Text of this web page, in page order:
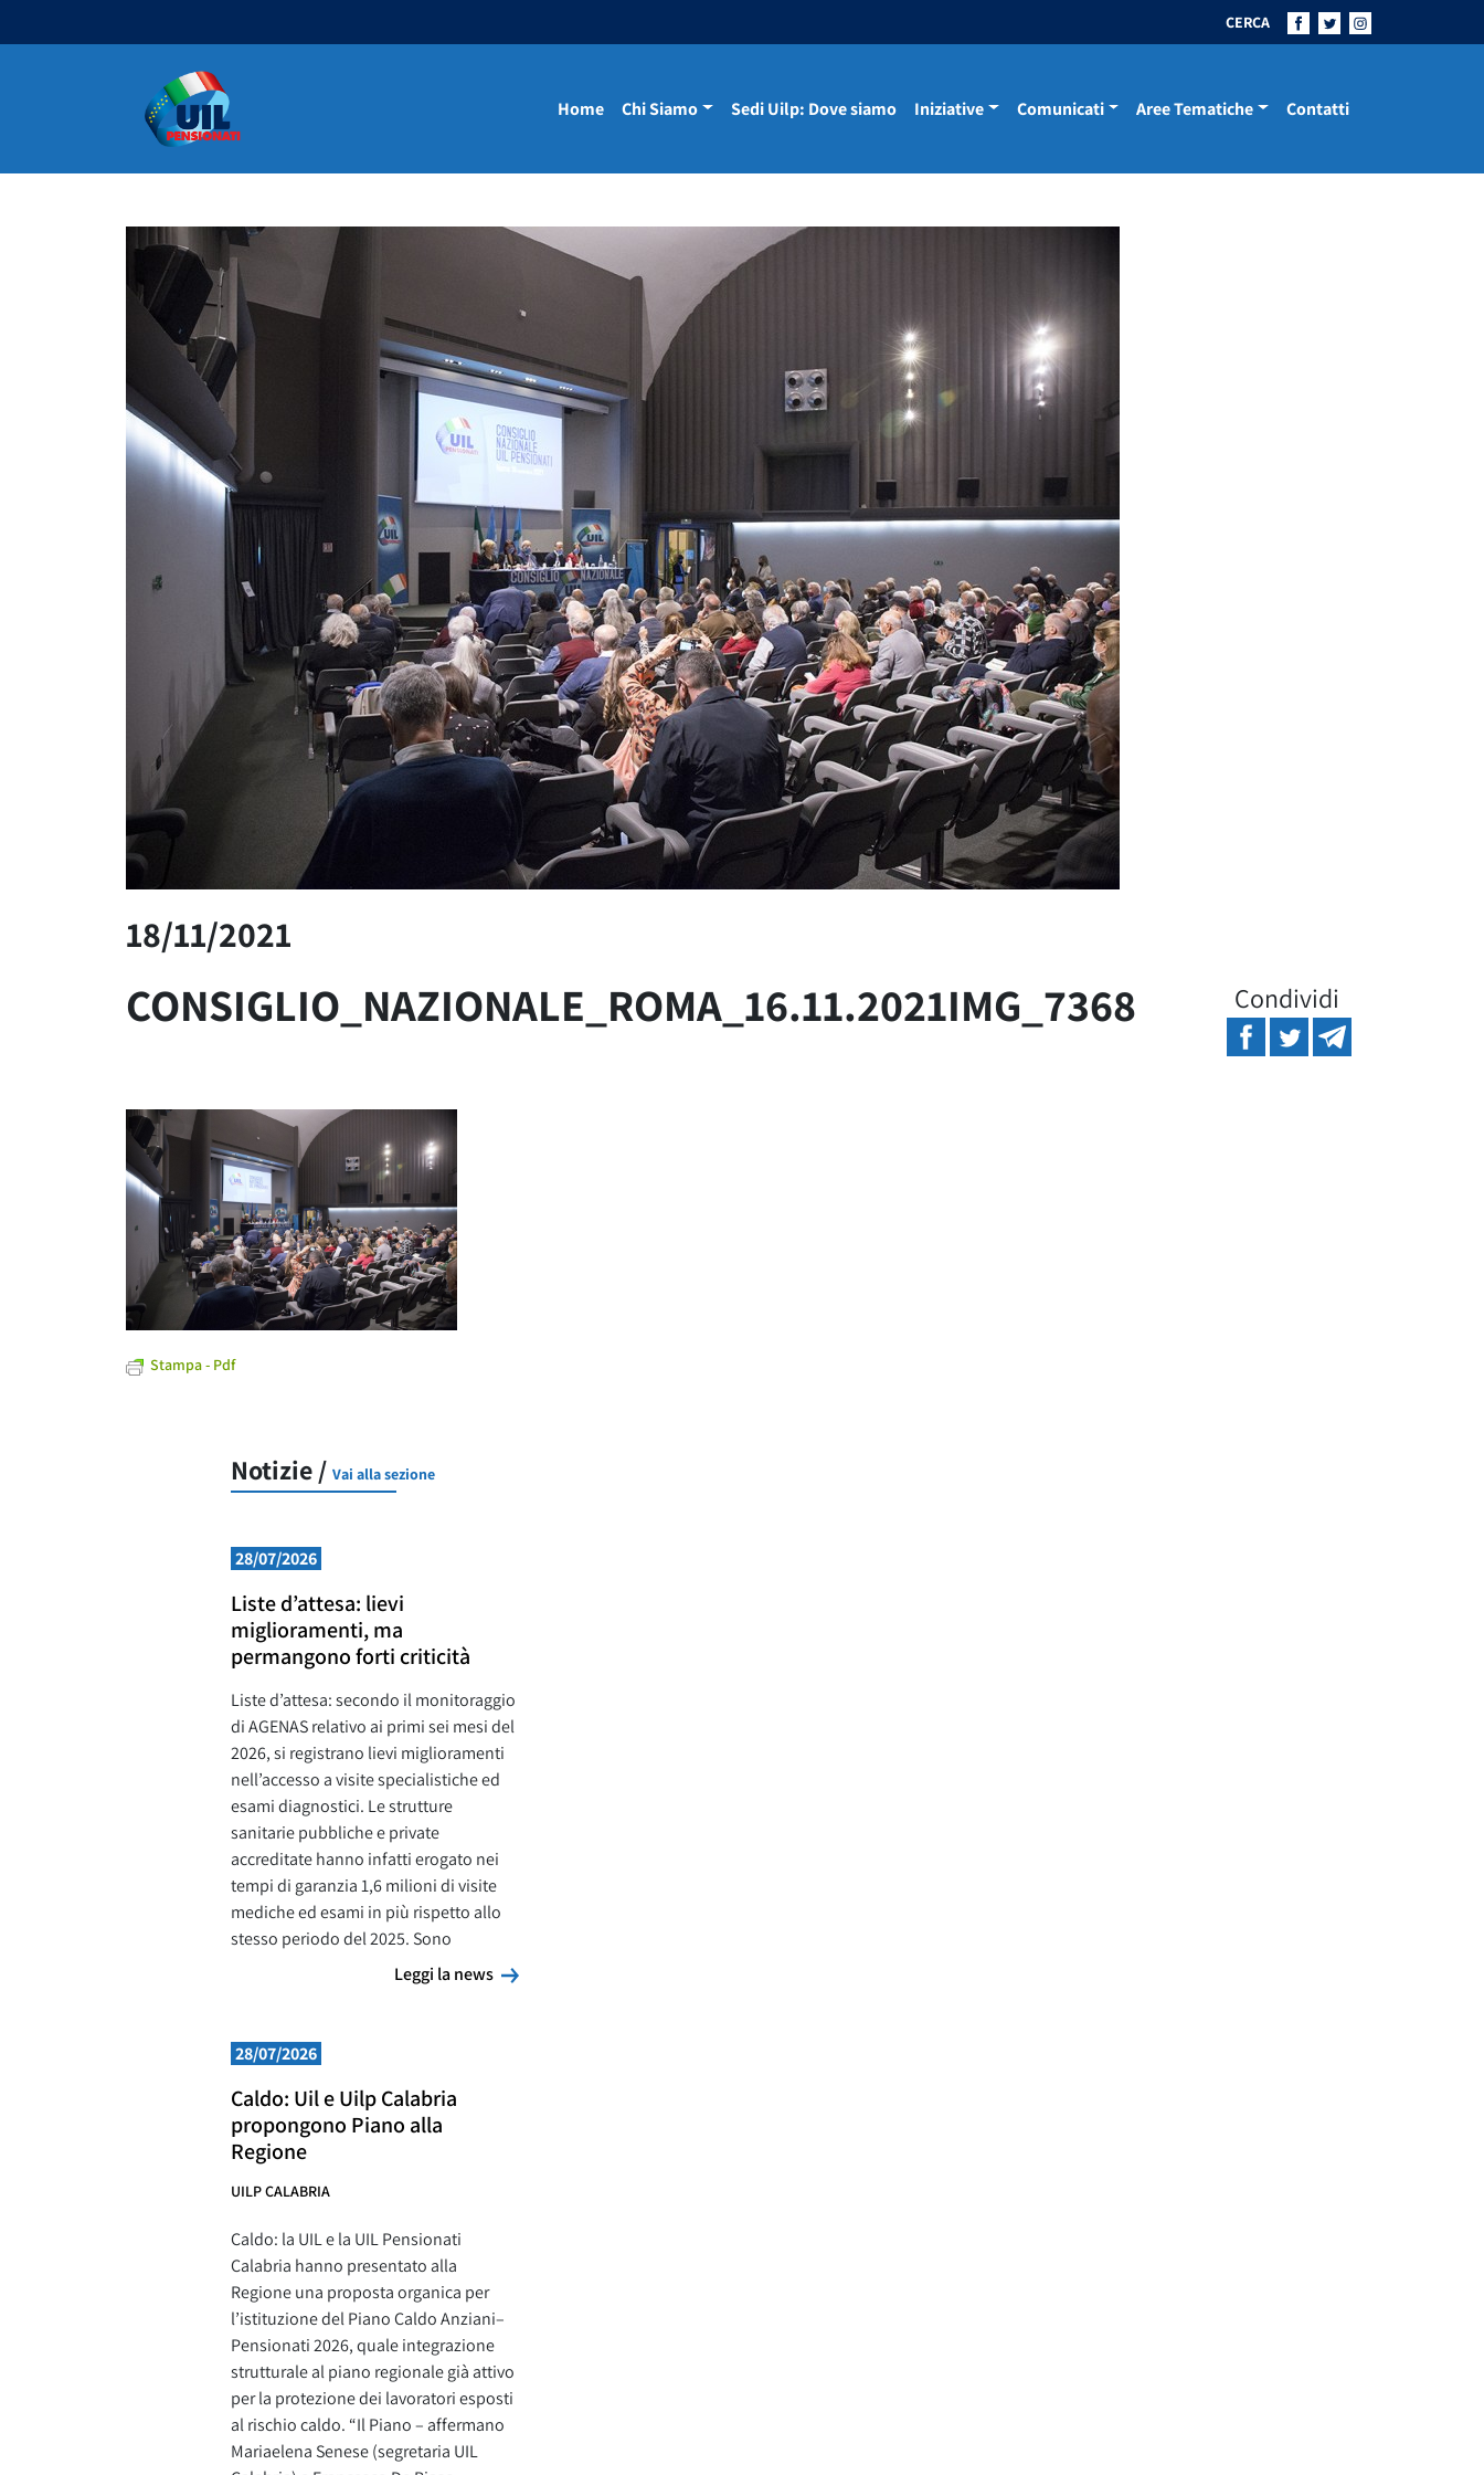
CERCA
Navigazione principale Home Chi Siamo Sedi Uilp: Dove siamo Iniziative Comunicati Aree Tematiche Contatti
18/11/2021
CONSIGLIO_NAZIONALE_ROMA_16.11.2021IMG_7368 Condividi
Stampa - Pdf
Notizie / Vai alla sezione
28/07/2026
Liste d’attesa: lievi
miglioramenti, ma
permangono forti criticità
Liste d’attesa: secondo il monitoraggio
di AGENAS relativo ai primi sei mesi del
2026, si registrano lievi miglioramenti
nell’accesso a visite specialistiche ed
esami diagnostici. Le strutture
sanitarie pubbliche e private
accreditate hanno infatti erogato nei
tempi di garanzia 1,6 milioni di visite
mediche ed esami in più rispetto allo
stesso periodo del 2025. Sono
Leggi la news
Leggi la news
28/07/2026
Caldo: Uil e Uilp Calabria
propongono Piano alla
Regione
UILP CALABRIA
Caldo: la UIL e la UIL Pensionati
Calabria hanno presentato alla
Regione una proposta organica per
l’istituzione del Piano Caldo Anziani–
Pensionati 2026, quale integrazione
strutturale al piano regionale già attivo
per la protezione dei lavoratori esposti
al rischio caldo. “Il Piano – affermano
Mariaelena Senese (segretaria UIL